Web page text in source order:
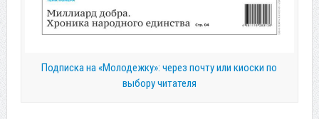
Подписка на «Молодежку»: через почту или киоски по
выбору читателя